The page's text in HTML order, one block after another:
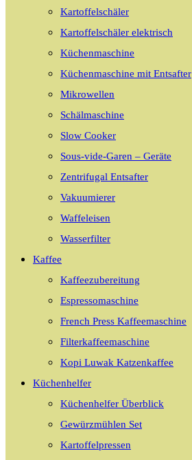
Kartoffelschäler
Kartoffelschäler elektrisch
Küchenmaschine
Küchenmaschine mit Entsafter
Mikrowellen
Schälmaschine
Slow Cooker
Sous-vide-Garen – Geräte
Zentrifugal Entsafter
Vakuumierer
Waffeleisen
Wasserfilter
Kaffee
Kaffeezubereitung
Espressomaschine
French Press Kaffeemaschine
Filterkaffeemaschine
Kopi Luwak Katzenkaffee
Küchenhelfer
Küchenhelfer Überblick
Gewürzmühlen Set
Kartoffelpressen